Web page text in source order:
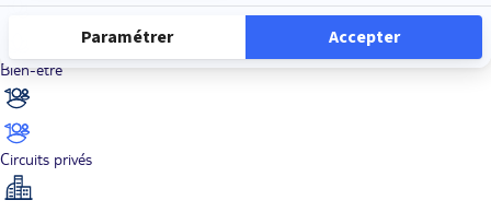
Bien-être
Circuits privés